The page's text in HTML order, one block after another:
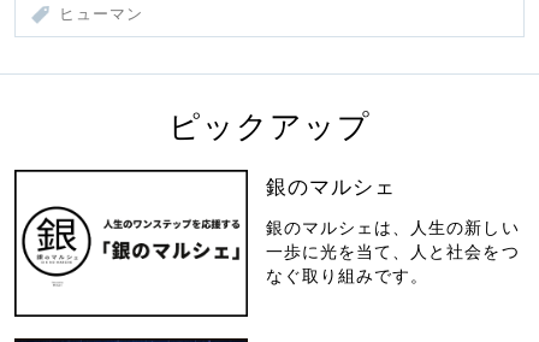
ヒューマン
ピックアップ
銀のマルシェ
銀のマルシェは、人生の新しい
一歩に光を当て、人と社会をつ
なぐ取り組みです。